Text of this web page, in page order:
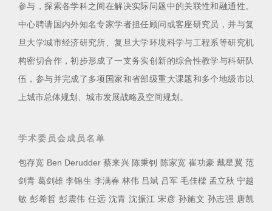
参与，探索各学科之间在解决实际问题中的关联性和融通性。
中心聘请国内外知名专家学者担任顾问或客座研究员，并与复
旦大学城市经济研究所、复旦大学环境科学与工程系等研究机
构密切合作，初步形成了一支务实创新的综合性教学与科研队
伍，参与并完成了多项国家和省部级重大课题和多个地级市以
上城市总体规划、城市发展战略及空间规划。
学术委员会成员名单
包存宽 Ben Derudder 蔡来兴 陈秉钊 陈家宽 崔功豪 戴星翼 范
剑青 葛剑雄 李锦生 李满春 林伟 吕斌 吕军 毛佳樑 孟立秋 宁越
敏 彭希哲 彭震伟 任远 沈青 沈振江 宋彦 孙施文 孙志强 唐凯